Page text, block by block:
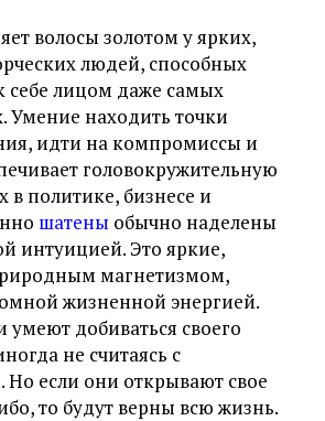
волосы золотом у ярких,
людей, способных
себе лицом даже самых
Умение находить точки
идти на компромиссы и
головокружительную
в политике, бизнесе и
шатены обычно наделены
интуицией. Это яркие,
магнетизмом,
жизненной энергией.
умеют добиваться своего
не считаясь с
если они открывают свое
то будут верны всю жизнь.